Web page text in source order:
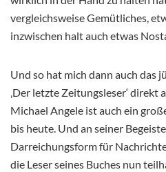
vergleichsweise Gemütliches,
inzwischen halt auch etwas
Und so hat mich dann auch das
‚Der letzte Zeitungsleser‘ direkt
Michael Angele ist auch ein
bis heute. Und an seiner
Darreichungsform für
die Leser seines Buches nun